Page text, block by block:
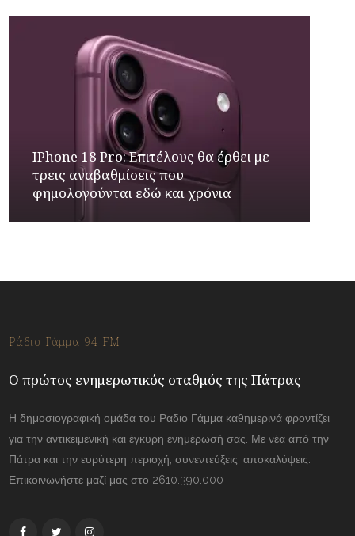
IPhone 18 Pro: Επιτέλους θα έρθει με
τρεις αναβαθμίσεις που
φημολογούνται εδώ και χρόνια
Ράδιο Γάμμα 94 FM
Ο πρώτος ενημερωτικός σταθμός της Πάτρας
Η δημοσιογραφική ομάδα του Ραδιο Γάμμα καθημερινά φροντίζει
για την αντικειμενική και έγκυρη ενημέρωσή σας. Με νέα από την
Πάτρα και την ευρύτερη περιοχή, συνεντεύξεις, αποκαλύψεις.
Επικοινωνήστε μαζί μας στο 2610.390.000